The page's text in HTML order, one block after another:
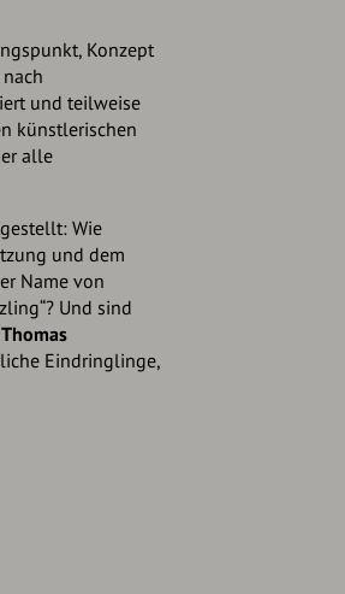
Konzept
und teilweise
künstlerischen
alle
Wie
und dem
Name von
Und sind
Thomas
Eindringlinge,